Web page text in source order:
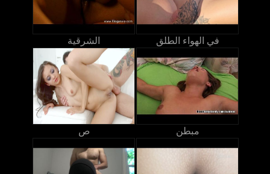
الشرقية في الهواء الطلق
ص مبطن